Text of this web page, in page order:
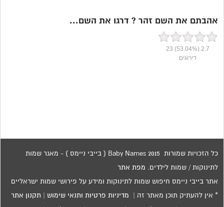
אהבתם את השם זהר ? דרגו את השם...
2.7
(53.04%)
23
דירוגים
כל הזכויות שמורות 2015 Baby Names ( בייבי ניימס ) - מאגר שמות
לתינוקות / שמות לילדים. מפת אתר
אתר בייבי ניימס חיפוש שמות לתינוקות ומידע על פירושי שמות ישראליים
* אין להעתיק תוכן מאתר זה | מדיניות פרטיות ותנאי שימוש תקנון אתר